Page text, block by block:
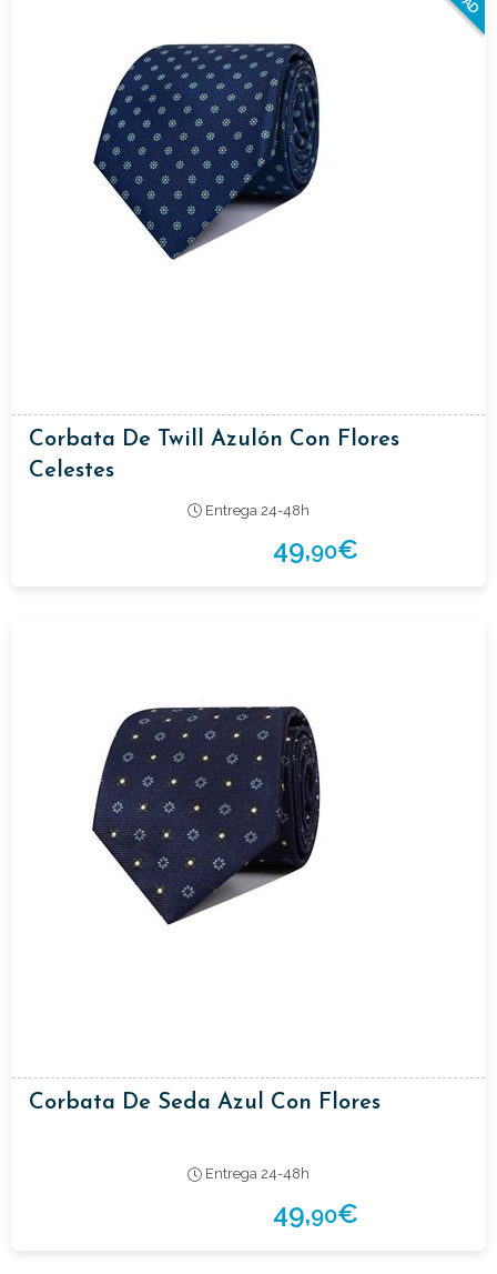
Corbata De Twill Azulón Con Flores
Celestes
Entrega 24-48h
49,90€
Corbata De Seda Azul Con Flores
Entrega 24-48h
49,90€